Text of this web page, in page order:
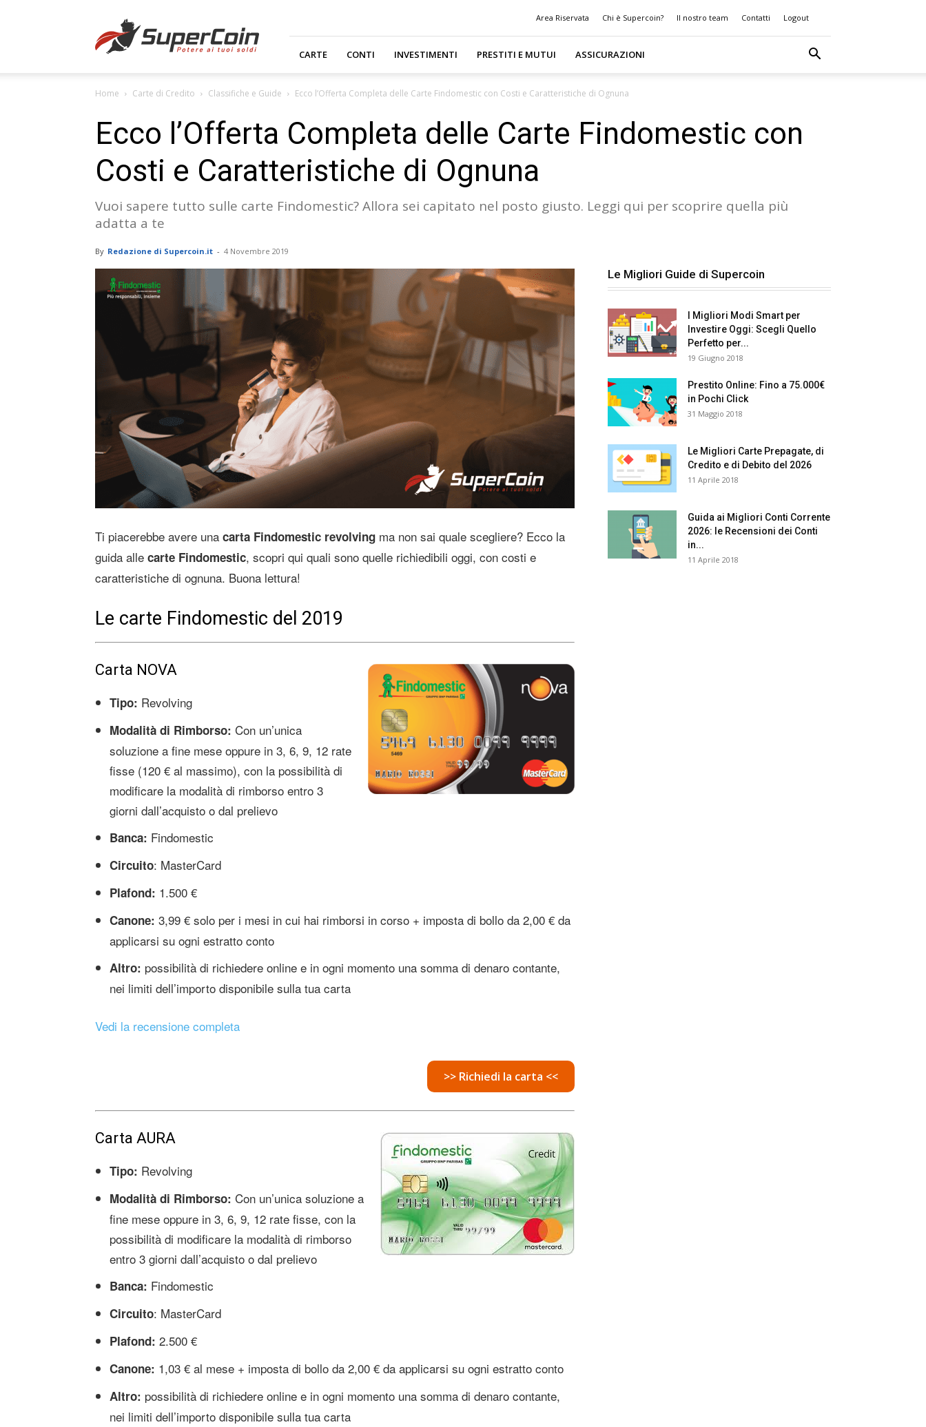
Area Riservata Chi è Supercoin? Il nostro team Contatti Logout
CARTE CONTI INVESTIMENTI PRESTITI E MUTUI ASSICURAZIONI
Home Carte di Credito Classifiche e Guide Ecco l’Offerta Completa delle Carte Findomestic con Costi e Caratteristiche di Ognuna
Ecco l’Offerta Completa delle Carte Findomestic con
Costi e Caratteristiche di Ognuna
Vuoi sapere tutto sulle carte Findomestic? Allora sei capitato nel posto giusto. Leggi qui per scoprire quella più
adatta a te
By Redazione di Supercoin.it - 4 Novembre 2019
Ti piacerebbe avere una carta Findomestic revolving ma non sai quale scegliere? Ecco la
guida alle carte Findomestic, scopri qui quali sono quelle richiedibili oggi, con costi e
caratteristiche di ognuna. Buona lettura!
Le carte Findomestic del 2019
Carta NOVA
Tipo: Revolving
Modalità di Rimborso: Con un’unica
soluzione a fine mese oppure in 3, 6, 9, 12 rate
fisse (120 € al massimo), con la possibilità di
modificare la modalità di rimborso entro 3
giorni dall’acquisto o dal prelievo
Banca: Findomestic
Circuito: MasterCard
Plafond: 1.500 €
Canone: 3,99 € solo per i mesi in cui hai rimborsi in corso + imposta di bollo da 2,00 € da
applicarsi su ogni estratto conto
Altro: possibilità di richiedere online e in ogni momento una somma di denaro contante,
nei limiti dell’importo disponibile sulla tua carta
Vedi la recensione completa
>> Richiedi la carta <<
Carta AURA
Tipo: Revolving
Modalità di Rimborso: Con un’unica soluzione a
fine mese oppure in 3, 6, 9, 12 rate fisse, con la
possibilità di modificare la modalità di rimborso
entro 3 giorni dall’acquisto o dal prelievo
Banca: Findomestic
Circuito: MasterCard
Plafond: 2.500 €
Canone: 1,03 € al mese + imposta di bollo da 2,00 € da applicarsi su ogni estratto conto
Altro: possibilità di richiedere online e in ogni momento una somma di denaro contante,
nei limiti dell’importo disponibile sulla tua carta
Le Migliori Guide di Supercoin
I Migliori Modi Smart per
Investire Oggi: Scegli Quello
Perfetto per...
19 Giugno 2018
Prestito Online: Fino a 75.000€
in Pochi Click
31 Maggio 2018
Le Migliori Carte Prepagate, di
Credito e di Debito del 2026
11 Aprile 2018
Guida ai Migliori Conti Corrente
2026: le Recensioni dei Conti
in...
11 Aprile 2018